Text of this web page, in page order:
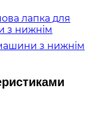
лапка для
з нижнім